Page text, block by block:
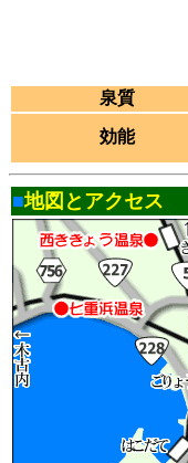
泉質
効能
■地図とアクセス